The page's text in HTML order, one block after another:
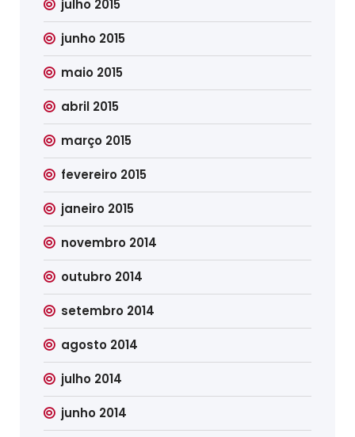
julho 2015
junho 2015
maio 2015
abril 2015
março 2015
fevereiro 2015
janeiro 2015
novembro 2014
outubro 2014
setembro 2014
agosto 2014
julho 2014
junho 2014